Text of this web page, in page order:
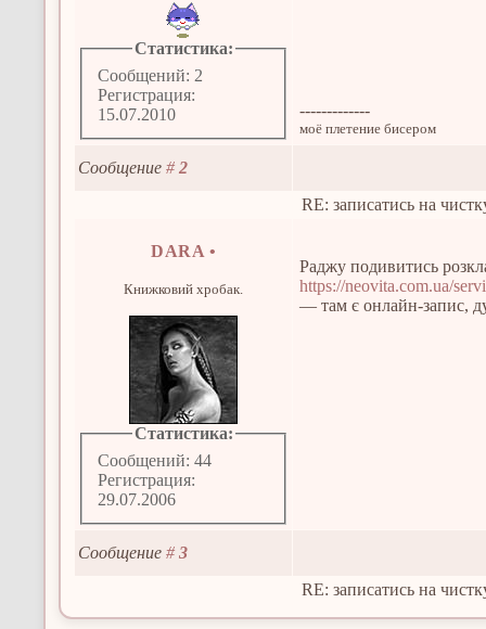
Статистика:
Сообщений: 2
Регистрация:
15.07.2010
-------------
моё плетение бисером
Сообщение#2
RE: записатись на
DARA •
Книжковий хробак.
Статистика:
Сообщений: 44
Регистрация:
29.07.2006
Раджу подивитись
https://neovita.com.ua/
— там є онлайн-запис,
Сообщение#3
RE: записатись на